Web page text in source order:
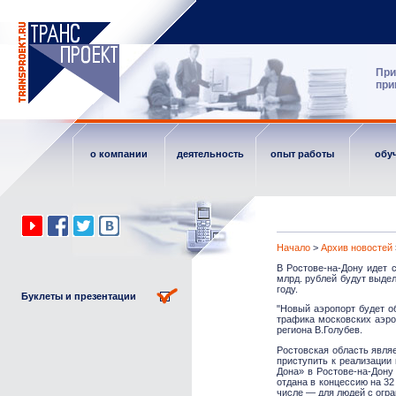
о компании деятельность опыт работы
Буклеты и презентации
Начало > Архив новостей
В Ростове-на-Дону идет
млрд. рублей будут
году.
"Новый аэропорт будет
трафика московских
региона В.Голубев.
Ростовская область
приступить к
Дона» в Ростове-на-
отдана в концессию на
числе — для людей с